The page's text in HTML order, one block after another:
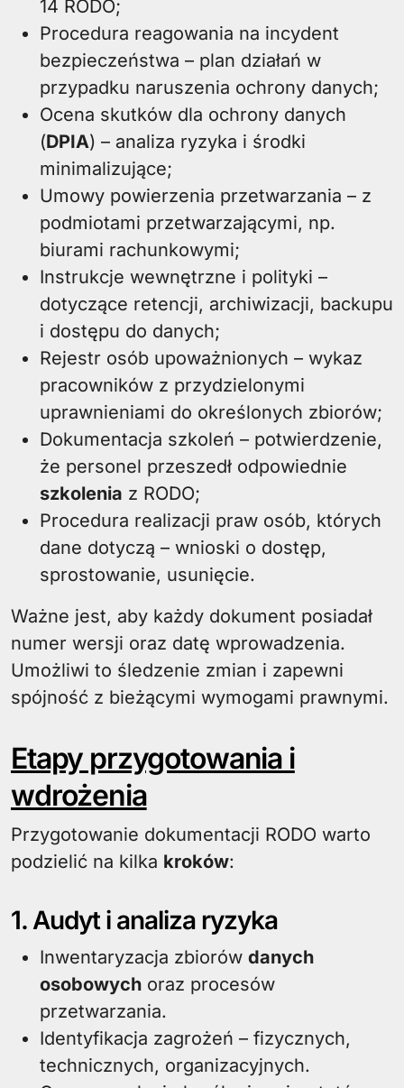
14 RODO;
Procedura reagowania na incydent
bezpieczeństwa – plan działań w
przypadku naruszenia ochrony danych;
Ocena skutków dla ochrony danych
(DPIA) – analiza ryzyka i środki
minimalizujące;
Umowy powierzenia przetwarzania – z
podmiotami przetwarzającymi, np.
biurami rachunkowymi;
Instrukcje wewnętrzne i polityki –
dotyczące retencji, archiwizacji, backupu
i dostępu do danych;
Rejestr osób upoważnionych – wykaz
pracowników z przydzielonymi
uprawnieniami do określonych zbiorów;
Dokumentacja szkoleń – potwierdzenie,
że personel przeszedł odpowiednie
szkolenia z RODO;
Procedura realizacji praw osób, których
dane dotyczą – wnioski o dostęp,
sprostowanie, usunięcie.
Ważne jest, aby każdy dokument posiadał
numer wersji oraz datę wprowadzenia.
Umożliwi to śledzenie zmian i zapewni
spójność z bieżącymi wymogami prawnymi.
Etapy przygotowania i
wdrożenia
Przygotowanie dokumentacji RODO warto
podzielić na kilka kroków:
1. Audyt i analiza ryzyka
Inwentaryzacja zbiorów danych
osobowych oraz procesów
przetwarzania.
Identyfikacja zagrożeń – fizycznych,
technicznych, organizacyjnych.